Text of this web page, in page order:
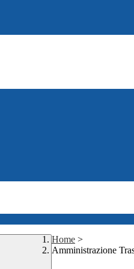
Home >
Amministrazione